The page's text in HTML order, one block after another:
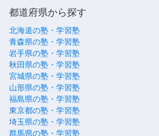
都道府県から探す
北海道の塾・学習塾
青森県の塾・学習塾
岩手県の塾・学習塾
秋田県の塾・学習塾
宮城県の塾・学習塾
山形県の塾・学習塾
福島県の塾・学習塾
東京都の塾・学習塾
埼玉県の塾・学習塾
群馬県の塾・学習塾